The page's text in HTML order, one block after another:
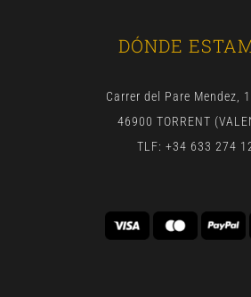
DÓNDE
Carrer del Pare Mendez,
46900 TORRENT
TLF: +34 633 274